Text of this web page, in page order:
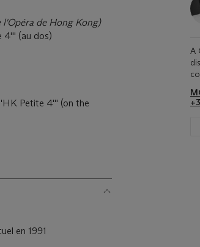
l'Opéra de Hong Kong)
4''' (au dos)
Petite 4''' (on the
en 1991
A